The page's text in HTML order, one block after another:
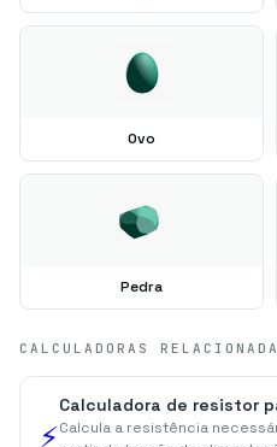
Ovo
Pedra
CALCULADORAS
⚡
Calculadora de resistor
Calcula a resistência